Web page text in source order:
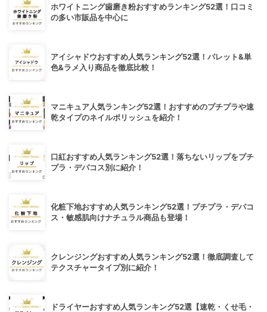
ホワイトニング歯磨き粉おすすめランキング52選！口コミ
の多い市販品を中心に
アイシャドウおすすめ人気ランキング52選！パレット&単
色&ラメ入り商品を徹底比較！
マニキュア人気ランキング52選！おすすめのプチプラや速
乾タイプのネイルポリッシュを紹介！
口紅おすすめ人気ランキング52選！落ちないリップをプチ
プラ・デパコス別に紹介！
化粧下地おすすめ人気ランキング52選！プチプラ・デパコ
ス・敏感肌向けナチュラル商品も登場！
クレンジングおすすめ人気ランキング52選！徹底調査して
テクスチャータイプ別に紹介！
ドライヤーおすすめ人気ランキング52選【速乾・くせ毛・